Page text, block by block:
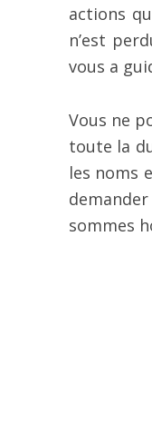
actions
n’est
vous a
Vous ne
toute la
les noms
sommes